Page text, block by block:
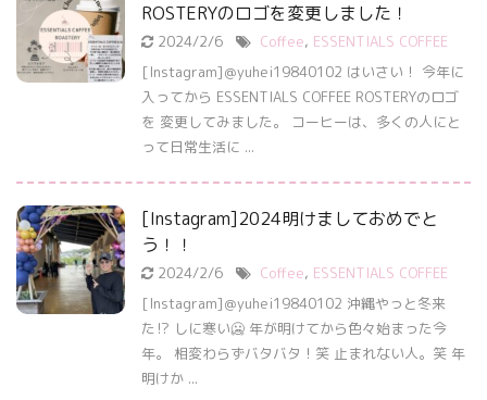
ROSTERYのロゴを変更しました！
2024/2/6 Coffee, ESSENTIALS COFFEE
[Instagram]＠yuhei19840102 はいさい！ 今年に
入ってから ESSENTIALS COFFEE ROSTERYのロゴ
を 変更してみました。 コーヒーは、多くの人にと
って日常生活に ...
[Instagram]2024明けましておめでと
う！！
2024/2/6 Coffee, ESSENTIALS COFFEE
[Instagram]＠yuhei19840102 沖縄やっと冬来
た⁉︎ しに寒い🥶 年が明けてから色々始まった今
年。 相変わらずバタバタ！笑 止まれない人。笑 年
明けか ...